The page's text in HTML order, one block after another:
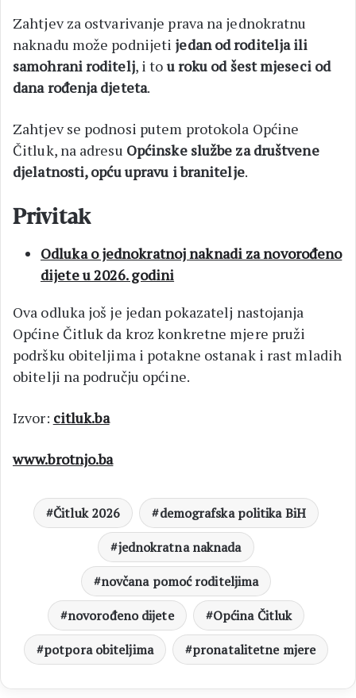
Zahtjev za ostvarivanje prava na jednokratnu
naknadu može podnijeti jedan od roditelja ili
samohrani roditelj, i tou roku od šest mjeseci od
dana rođenja djeteta.
Zahtjev se podnosi putem protokola Općine
Čitluk, na adresu Općinske službe za društvene
djelatnosti, opću upravu i branitelje.
Privitak
Odluka o jednokratnoj naknadi za novorođeno
dijete u 2026. godini
Ova odluka još je jedan pokazatelj nastojanja
Općine Čitluk da kroz konkretne mjere pruži
podršku obiteljima i potakne ostanak i rast mladih
obitelji na području općine.
Izvor: citluk.ba
www.brotnjo.ba
Čitluk 2026
demografska politika BiH
jednokratna naknada
novčana pomoć roditeljima
novorođeno dijete
Općina Čitluk
potpora obiteljima
pronatalitetne mjere